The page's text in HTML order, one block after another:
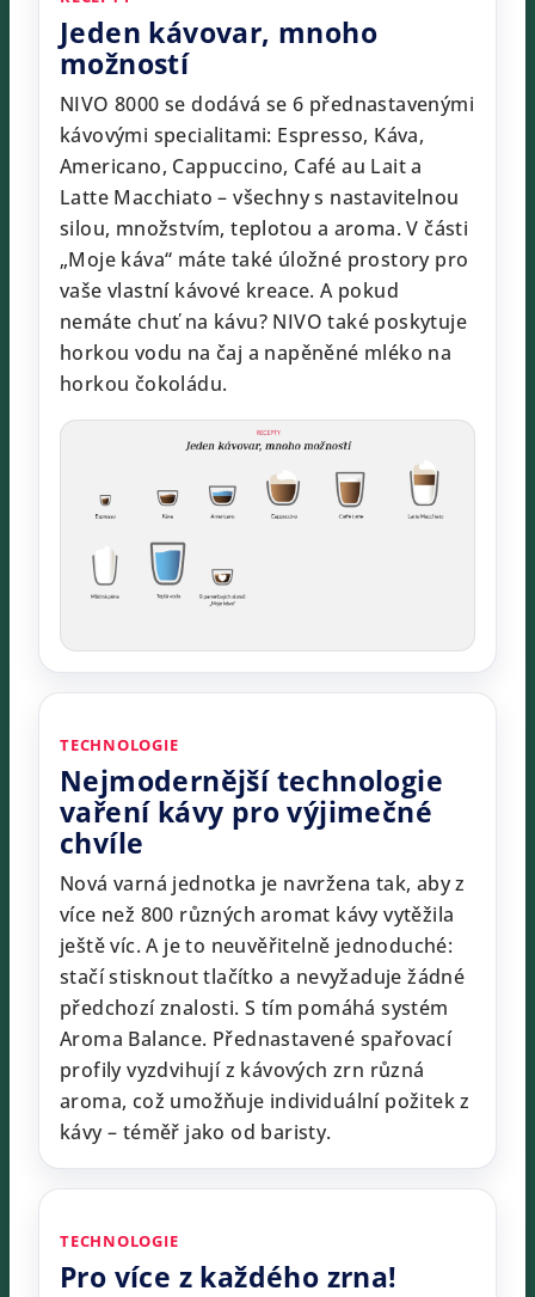
Jeden kávovar, mnoho
možností
NIVO 8000 se dodává se 6 přednastavenými
kávovými specialitami: Espresso, Káva,
Americano, Cappuccino, Café au Lait a
Latte Macchiato – všechny s nastavitelnou
silou, množstvím, teplotou a aroma. V části
„Moje káva“ máte také úložné prostory pro
vaše vlastní kávové kreace. A pokud
nemáte chuť na kávu? NIVO také poskytuje
horkou vodu na čaj a napěněné mléko na
horkou čokoládu.
TECHNOLOGIE
Nejmodernější technologie
vaření kávy pro výjimečné
chvíle
Nová varná jednotka je navržena tak, aby z
více než 800 různých aromat kávy vytěžila
ještě víc. A je to neuvěřitelně jednoduché:
stačí stisknout tlačítko a nevyžaduje žádné
předchozí znalosti. S tím pomáhá systém
Aroma Balance. Přednastavené spařovací
profily vyzdvihují z kávových zrn různá
aroma, což umožňuje individuální požitek z
kávy – téměř jako od baristy.
TECHNOLOGIE
Pro více z každého zrna!